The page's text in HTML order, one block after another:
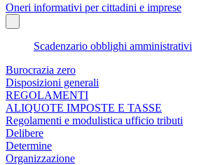
Oneri informativi per cittadini e imprese
Scadenzario obblighi amministrativi
Burocrazia zero
Disposizioni generali
REGOLAMENTI
ALIQUOTE IMPOSTE E TASSE
Regolamenti e modulistica ufficio tributi
Delibere
Determine
Organizzazione